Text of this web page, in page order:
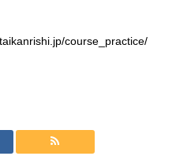
course_practice/